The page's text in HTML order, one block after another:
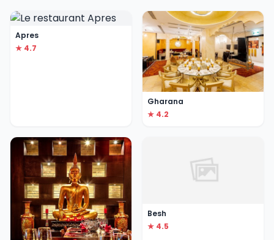
Apres
★ 4.7
Gharana
★ 4.2
Besh
★ 4.5